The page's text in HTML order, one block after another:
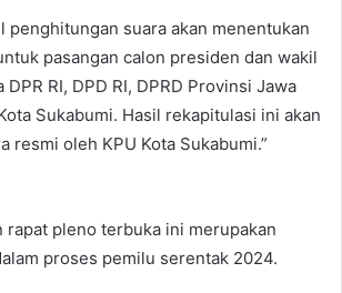
penghitungan suara akan menentukan
pasangan calon presiden dan wakil
RI, DPD RI, DPRD Provinsi Jawa
Sukabumi. Hasil rekapitulasi ini akan
resmi oleh KPU Kota Sukabumi.”
rapat pleno terbuka ini merupakan
proses pemilu serentak 2024.